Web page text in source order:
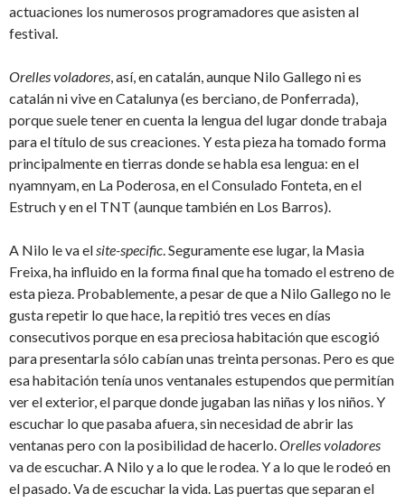
actuaciones los numerosos programadores que asisten al
festival.
Orelles voladores, así, en catalán, aunque Nilo Gallego ni es
catalán ni vive en Catalunya (es berciano, de Ponferrada),
porque suele tener en cuenta la lengua del lugar donde trabaja
para el título de sus creaciones. Y esta pieza ha tomado forma
principalmente en tierras donde se habla esa lengua: en el
nyamnyam, en La Poderosa, en el Consulado Fonteta, en el
Estruch y en el TNT (aunque también en Los Barros).
A Nilo le va elsite-specific. Seguramente ese lugar, la Masia
Freixa, ha influido en la forma final que ha tomado el estreno de
esta pieza. Probablemente, a pesar de que a Nilo Gallego no le
gusta repetir lo que hace, la repitió tres veces en días
consecutivos porque en esa preciosa habitación que escogió
para presentarla sólo cabían unas treinta personas. Pero es que
esa habitación tenía unos ventanales estupendos que permitían
ver el exterior, el parque donde jugaban las niñas y los niños. Y
escuchar lo que pasaba afuera, sin necesidad de abrir las
ventanas pero con la posibilidad de hacerlo.Orelles voladores
va de escuchar. A Nilo y a lo que le rodea. Y a lo que le rodeó en
el pasado. Va de escuchar la vida. Las puertas que separan el